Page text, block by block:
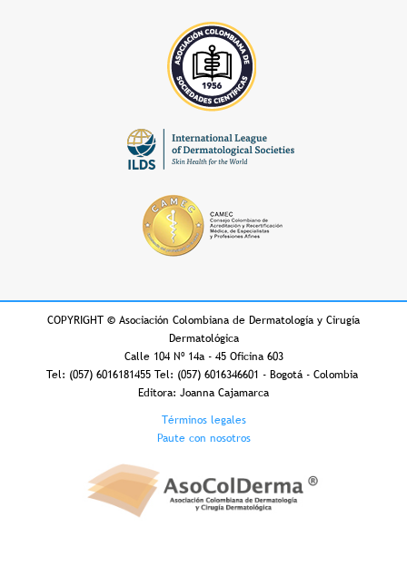
COPYRIGHT © Asociación Colombiana de Dermatología y Cirugía
Dermatológica
Calle 104 Nº 14a - 45 Oficina 603
Tel: (057) 6016181455 Tel: (057) 6016346601 - Bogotá - Colombia
Editora: Joanna Cajamarca
Términos legales
Paute con nosotros